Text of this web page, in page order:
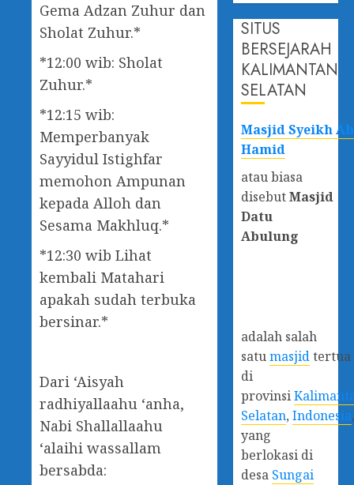
Gema Adzan Zuhur dan
Sholat Zuhur.*
*12:00 wib: Sholat
Zuhur.*
*12:15 wib:
Memperbanyak
Sayyidul Istighfar
memohon Ampunan
kepada Alloh dan
Sesama Makhluq.*
*12:30 wib Lihat
kembali Matahari
apakah sudah terbuka
bersinar.*
Dari ‘Aisyah
radhiyallaahu ‘anha,
Nabi Shallallaahu
‘alaihi wassallam
bersabda:
SITUS
BERSEJARAH
KALIMANTAN
SELATAN
Masjid Syeikh
Hamid
atau biasa
disebutMasjid
Datu
Abulung
adalah salah
satumasjidtertua
di
provinsi
Selatan,Indonesia
yang
berlokasi di
desa Sungai